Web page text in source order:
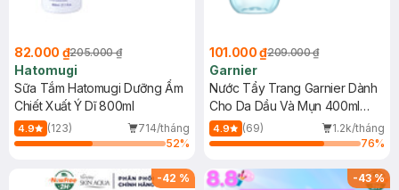
82.000 ₫205.000 ₫
Hatomugi
Sữa Tắm Hatomugi Dưỡng Ẩm
Chiết Xuất Ý Dĩ 800ml
4.9 (123)
714/tháng
52%
101.000 ₫209.000 ₫
Garnier
Nước Tẩy Trang Garnier Dành
Cho Da Dầu Và Mụn 400ml
(Mới)
4.9 (69)
1.2k/tháng
76%
-42 % -43%